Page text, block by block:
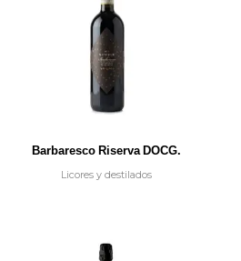
Barbaresco Riserva DOCG.
Licores y destilados